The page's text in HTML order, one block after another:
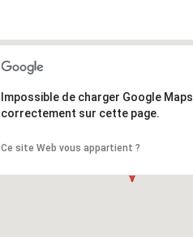
Impossible de charger Google Maps
correctement sur cette page.
Ce site Web vous appartient ?